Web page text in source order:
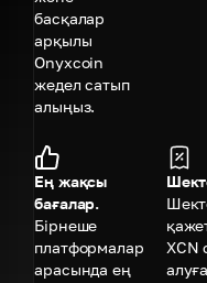
басқалар
арқылы
Onyxcoin
жедел сатып
алыңыз.
Ең жақсы
бағалар.
Бірнеше
платформалар
арасында ең
XCN